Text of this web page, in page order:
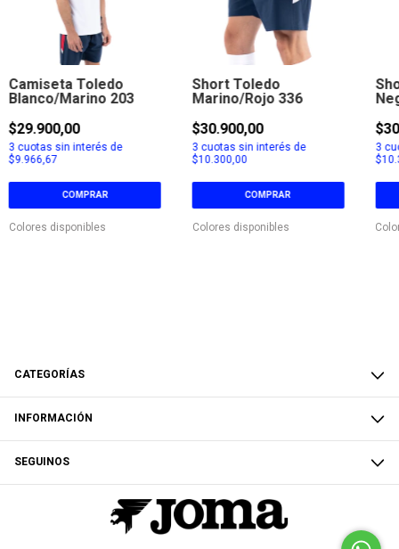
Camiseta Toledo
Blanco/Marino 203
$29.900,00
3 cuotas sin interés de
$9.966,67
COMPRAR
Colores disponibles
Short Toledo
Marino/Rojo 336
$30.900,00
3 cuotas sin interés de
$10.300,00
COMPRAR
Colores disponibles
3
CATEGORÍAS
INFORMACIÓN
SEGUINOS